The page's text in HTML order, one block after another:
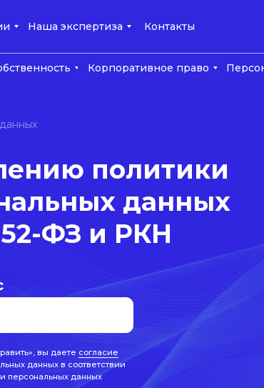
Наша экспертиза Контакты
Корпоративное право
политики
данных
ФЗ и РКН
вы даете согласие
данных в соответствии
персональных данных